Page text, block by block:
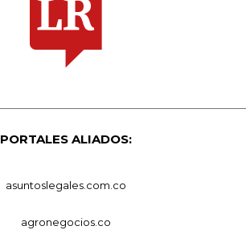
PORTALES ALIADOS:
asuntoslegales.com.co
agronegocios.co